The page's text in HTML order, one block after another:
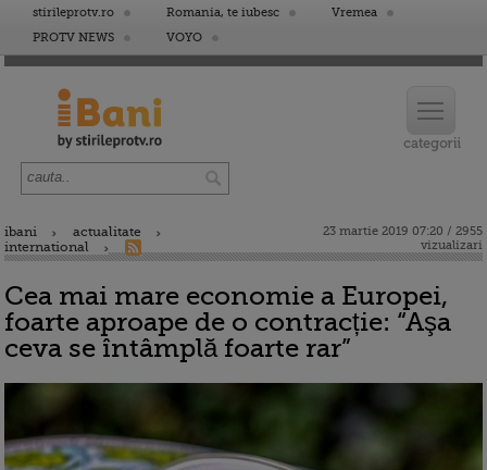
stirileprotv.ro Romania, te iubesc
Vremea
PROTV NEWS
VOYO
ibani
actualitate
international
23 martie 2019 07:20 / 2955
vizualizari
Cea mai mare economie a Europei,
foarte aproape de o contracție: “Aşa
ceva se întâmplă foarte rar”